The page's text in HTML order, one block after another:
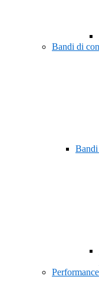
Bandi di
Performance